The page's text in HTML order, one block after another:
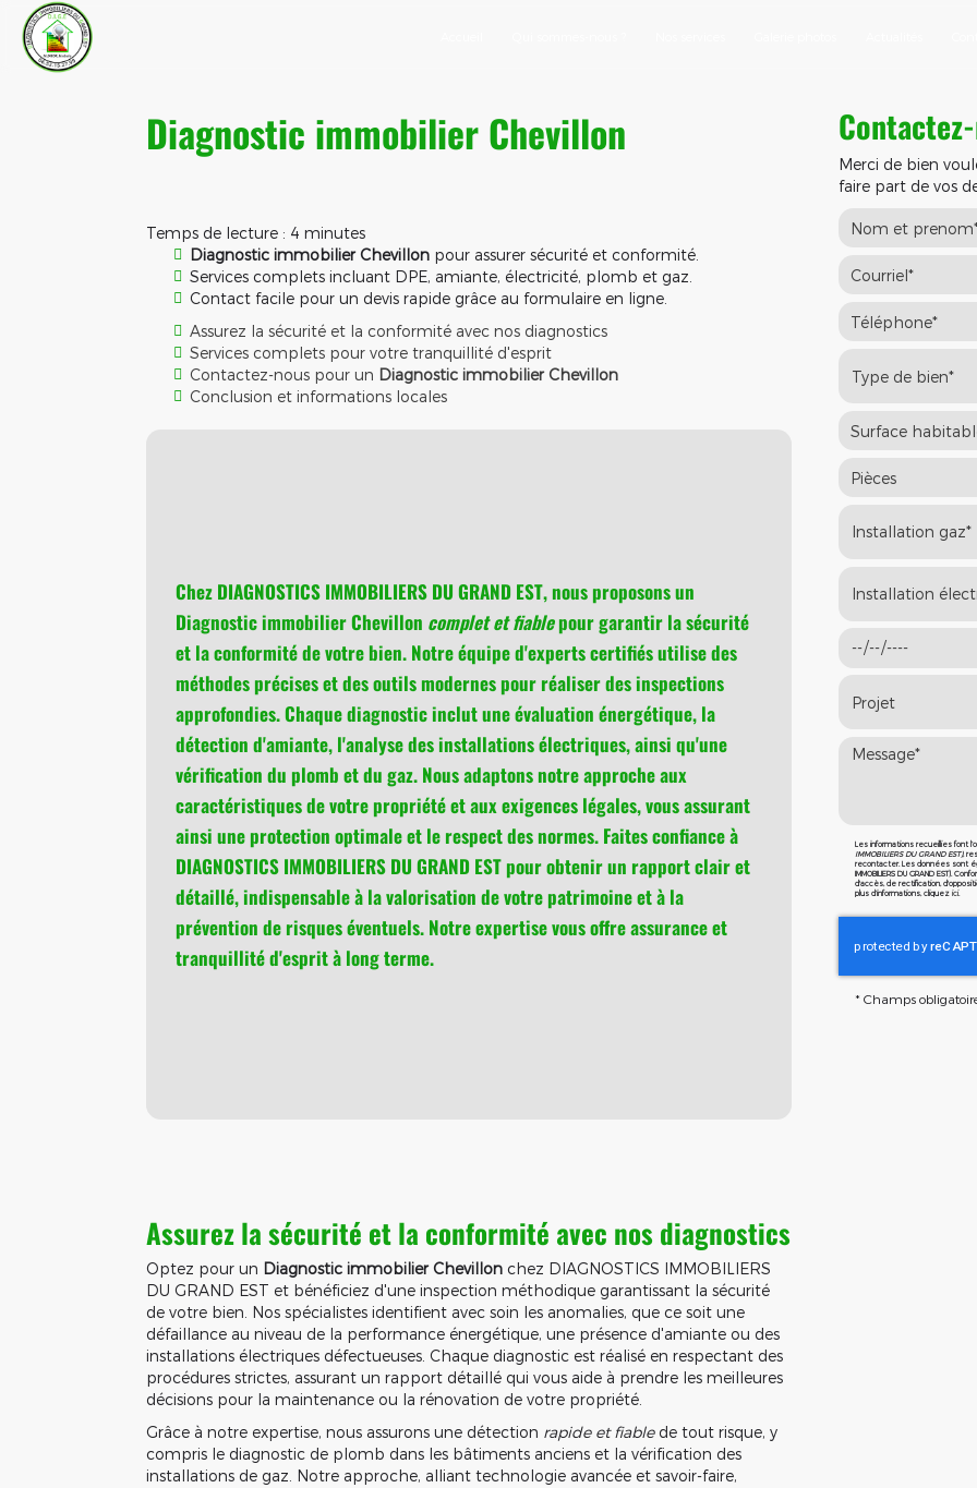
Diagnostic immobilier Chevillon
Temps de lecture : 4 minutes
Diagnostic immobilier Chevillon pour assurer sécurité et conformité.
Services complets incluant DPE, amiante, électricité, plomb et gaz.
Contact facile pour un devis rapide grâce au formulaire en ligne.
Assurez la sécurité et la conformité avec nos diagnostics
Services complets pour votre tranquillité d'esprit
Contactez-nous pour un Diagnostic immobilier Chevillon
Conclusion et informations locales
Chez DIAGNOSTICS IMMOBILIERS DU GRAND EST, nous proposons un
Diagnostic immobilier Chevillon complet et fiablepour garantir la sécurité
et la conformité de votre bien. Notre équipe d'experts certifiés utilise des
méthodes précises et des outils modernes pour réaliser des inspections
approfondies. Chaque diagnostic inclut une évaluation énergétique, la
détection d'amiante, l'analyse des installations électriques, ainsi qu'une
vérification du plomb et du gaz. Nous adaptons notre approche aux
caractéristiques de votre propriété et aux exigences légales, vous assurant
ainsi une protection optimale et le respect des normes. Faites confiance à
DIAGNOSTICS IMMOBILIERS DU GRAND EST pour obtenir un rapport clair et
détaillé, indispensable à la valorisation de votre patrimoine et à la
prévention de risques éventuels. Notre expertise vous offre assurance et
tranquillité d'esprit à long terme.
Assurez la sécurité et la conformité avec nos diagnostics
Optez pour un Diagnostic immobilier Chevillon chez DIAGNOSTICS IMMOBILIERS
DU GRAND EST et bénéficiez d'une inspection méthodique garantissant la sécurité
de votre bien. Nos spécialistes identifient avec soin les anomalies, que ce soit une
défaillance au niveau de la performance énergétique, une présence d'amiante ou des
installations électriques défectueuses. Chaque diagnostic est réalisé en respectant des
procédures strictes, assurant un rapport détaillé qui vous aide à prendre les meilleures
décisions pour la maintenance ou la rénovation de votre propriété.
Grâce à notre expertise, nous assurons une détection rapide et fiablede tout risque, y
compris le diagnostic de plomb dans les bâtiments anciens et la vérification des
installations de gaz. Notre approche, alliant technologie avancée et savoir-faire,
Merci de bien
faire part de vos
Les informations recueillies font
IMMOBILIERS DU GRAND EST),
recontacter. Les données sont
IMMOBILIERS DU GRAND EST).
d'accès, de rectification,
plus d’informations, cliquez ici.
* Champs